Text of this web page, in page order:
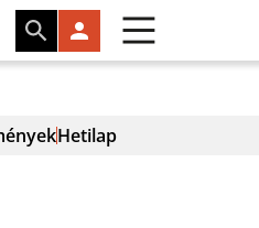
Hetilap